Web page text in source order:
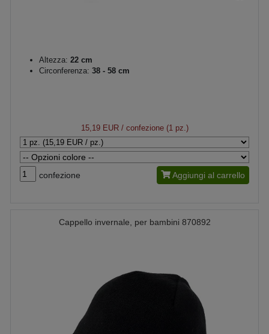
Altezza: 22 cm
Circonferenza: 38 - 58 cm
15,19 EUR/ confezione (1 pz.)
confezione Aggiungi al carrello
Cappello invernale, per bambini 870892